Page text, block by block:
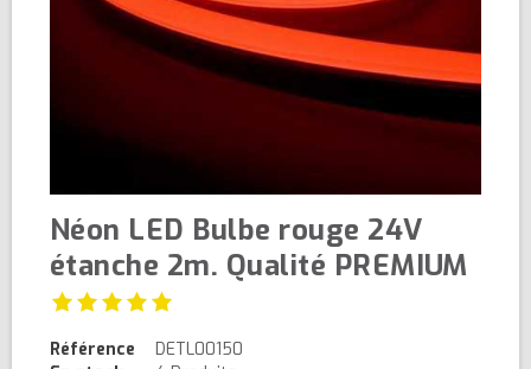
Néon LED Bulbe rouge 24V
étanche 2m. Qualité PREMIUM
Référence
DETL00150